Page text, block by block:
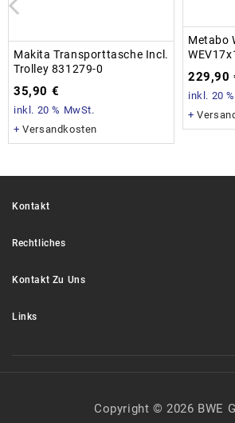
Makita Transporttasche Incl.
Trolley 831279-0
35,90 €
inkl. 20 % MwSt.
+Versandkosten
Metabo
229,90
inkl. 20
+
Kontakt
Rechtliches
Kontakt Zu Uns
Links
Copyright © 2026 BWE